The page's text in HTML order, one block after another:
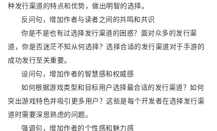
种发行渠道的特点和优势，做出明智的选择。
反问句，增加作者与读者之间的共鸣和共识
你是不是也有过选择发行渠道的困惑？面对众多的发行渠
道，你是否迷茫不知从何选择？选择合适的发行渠道对于手游的
成功发行至关重要。
设问句，增加作者的智慧感和权威感
如何根据游戏类型和目标用户选择最合适的发行渠道？如何
突出游戏特色并吸引更多用户？这些是每个开发者在选择发行渠
道时需要深思熟虑的问题。
强调句，增加作者的个性感和魅力感